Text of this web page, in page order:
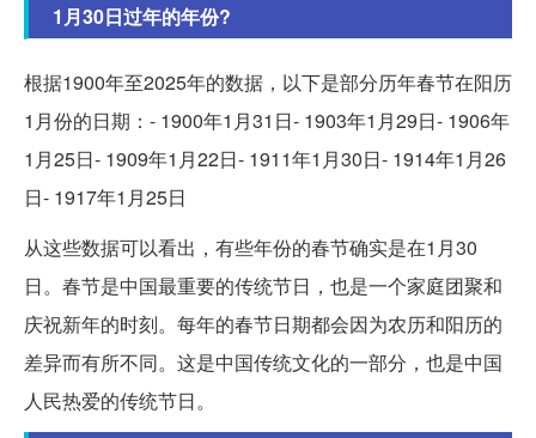
1月30日过年的年份?
根据1900年至2025年的数据，以下是部分历年春节在阳历
1月份的日期：- 1900年1月31日- 1903年1月29日- 1906年
1月25日- 1909年1月22日- 1911年1月30日- 1914年1月26
日- 1917年1月25日
从这些数据可以看出，有些年份的春节确实是在1月30
日。春节是中国最重要的传统节日，也是一个家庭团聚和
庆祝新年的时刻。每年的春节日期都会因为农历和阳历的
差异而有所不同。这是中国传统文化的一部分，也是中国
人民热爱的传统节日。